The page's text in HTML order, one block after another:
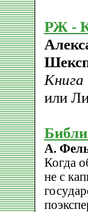
РЖ -
Книга
или
А.
Когда
не с